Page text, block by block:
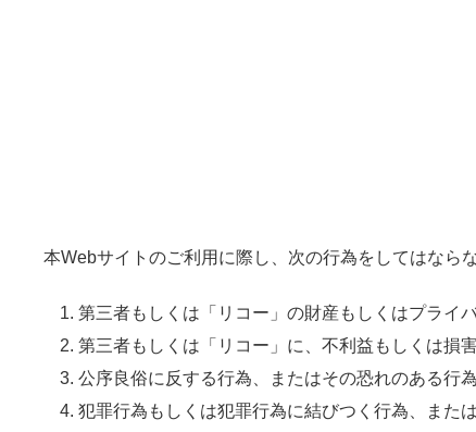
本Webサイトのご利用に際し、次の行為をしてはなら
第三者もしくは「リコー」の財産もしくはプライ
第三者もしくは「リコー」に、不利益もしくは損
公序良俗に反する行為、またはその恐れのある行為
犯罪行為もしくは犯罪行為に結びつく行為、また